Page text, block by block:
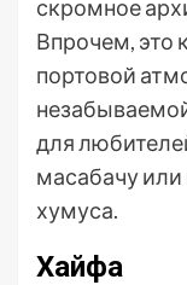
скромное
Впрочем, это
портовой
для
масабачу или
хумуса.
Хайфа